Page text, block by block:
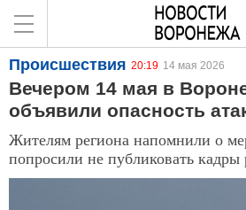
Происшествия 20:19 14 мая 2026
Вечером 14 мая в
объявили опасность
Жителям региона напомнили о
попросили не публиковать